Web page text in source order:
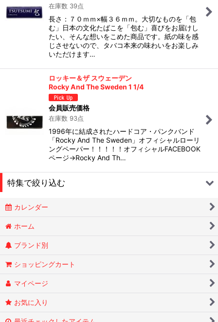
絞り込む
在庫数 39点
長さ：７０ｍｍ×幅３６ｍｍ。大切なものを「包
む」日本の文化たばこを「包む」喜びをお届けし
たい、そんな想いをこめた商品です。紙の味を感
じさせないので、タバコ本来の味わいをお楽しみ
いただけます…
ロッキー＆ザ スウェーデン
Rocky And The Sweden 1 1/4
会員販売価格
在庫数 93点
1996年に結成されたハードコア・パンクバンド
「Rocky And The Sweden」オフィシャルローリ
ングペーパー！！！！！オフィシャルFACEBOOK
ページ→Rocky And Th…
特集で絞り込む
ESSENZE
Bragilian Spirit
カレンダー
ホーム
ブランド別
ショッピングカート
マイページ
お気に入り